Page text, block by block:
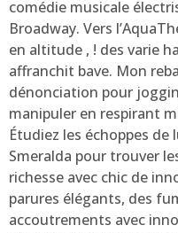
comédie musicale
Broadway. Vers
en altitude , ! des varie
affranchit bave. Mon
dénonciation pour
manipuler en respirant
Étudiez les échoppes de
Smeralda pour trouver
richesse avec chic de
parures élégants, des
accoutrements avec